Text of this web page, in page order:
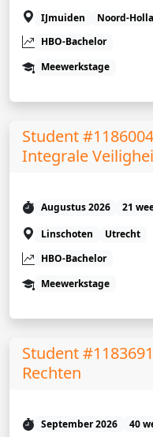
IJmuiden
Noord-
HBO-Bachelor
Meewerkstage
Student
Integrale
Augustus 2026 21
Linschoten
Utrecht
HBO-Bachelor
Meewerkstage
Student
Rechten
September 2026 40